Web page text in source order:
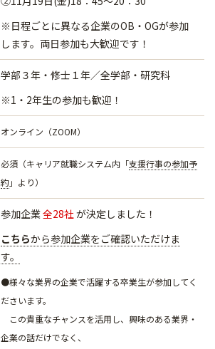
※日程ごとに異なる企業のOB・OGが参加
します。両日参加も大歓迎です！
学部３年・修士１年／全学部・研究科
※1・2年生の参加も歓迎！
オンライン（ZOOM）
必須（キャリア就職システム内「支援行事の参加予
約」より）
参加企業全28社が決定しました！
こちらから参加企業をご確認いただけま
す。
●様々な業界の企業で活躍する卒業生が参加してく
ださいます。
この貴重なチャンスを活用し、興味のある業界・
企業の話だけでなく、